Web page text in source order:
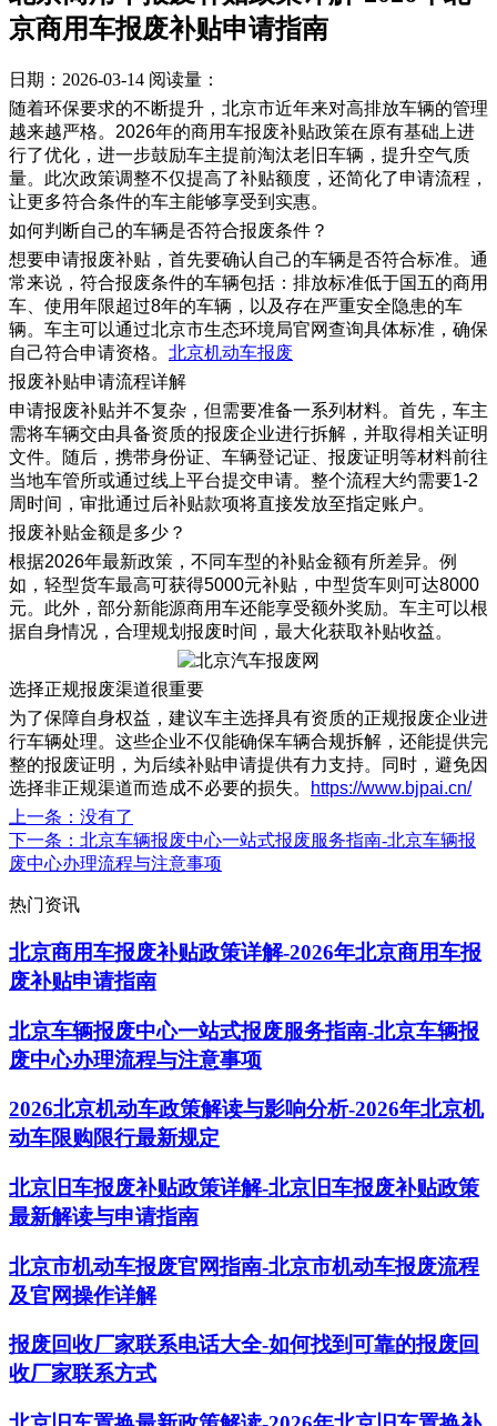
京商用车报废补贴申请指南
日期：2026-03-14 阅读量：
随着环保要求的不断提升，北京市近年来对高排放车辆的管理
越来越严格。2026年的商用车报废补贴政策在原有基础上进
行了优化，进一步鼓励车主提前淘汰老旧车辆，提升空气质
量。此次政策调整不仅提高了补贴额度，还简化了申请流程，
让更多符合条件的车主能够享受到实惠。
如何判断自己的车辆是否符合报废条件？
想要申请报废补贴，首先要确认自己的车辆是否符合标准。通
常来说，符合报废条件的车辆包括：排放标准低于国五的商用
车、使用年限超过8年的车辆，以及存在严重安全隐患的车
辆。车主可以通过北京市生态环境局官网查询具体标准，确保
自己符合申请资格。 北京机动车报废
报废补贴申请流程详解
申请报废补贴并不复杂，但需要准备一系列材料。首先，车主
需将车辆交由具备资质的报废企业进行拆解，并取得相关证明
文件。随后，携带身份证、车辆登记证、报废证明等材料前往
当地车管所或通过线上平台提交申请。整个流程大约需要1-2
周时间，审批通过后补贴款项将直接发放至指定账户。
报废补贴金额是多少？
根据2026年最新政策，不同车型的补贴金额有所差异。例
如，轻型货车最高可获得5000元补贴，中型货车则可达8000
元。此外，部分新能源商用车还能享受额外奖励。车主可以根
据自身情况，合理规划报废时间，最大化获取补贴收益。
选择正规报废渠道很重要
为了保障自身权益，建议车主选择具有资质的正规报废企业进
行车辆处理。这些企业不仅能确保车辆合规拆解，还能提供完
整的报废证明，为后续补贴申请提供有力支持。同时，避免因
选择非正规渠道而造成不必要的损失。
https://www.bjpai.cn/
上一条 ：没有了
下一条 ：北京车辆报废中心一站式报废服务指南-北京车辆报
废中心办理流程与注意事项
热门资讯
北京商用车报废补贴政策详解-2026年北京商用车报
废补贴申请指南
北京车辆报废中心一站式报废服务指南-北京车辆报
废中心办理流程与注意事项
2026北京机动车政策解读与影响分析-2026年北京机
动车限购限行最新规定
北京旧车报废补贴政策详解-北京旧车报废补贴政策
最新解读与申请指南
北京市机动车报废官网指南-北京市机动车报废流程
及官网操作详解
报废回收厂家联系电话大全-如何找到可靠的报废回
收厂家联系方式